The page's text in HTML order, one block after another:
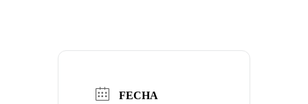
FECHA